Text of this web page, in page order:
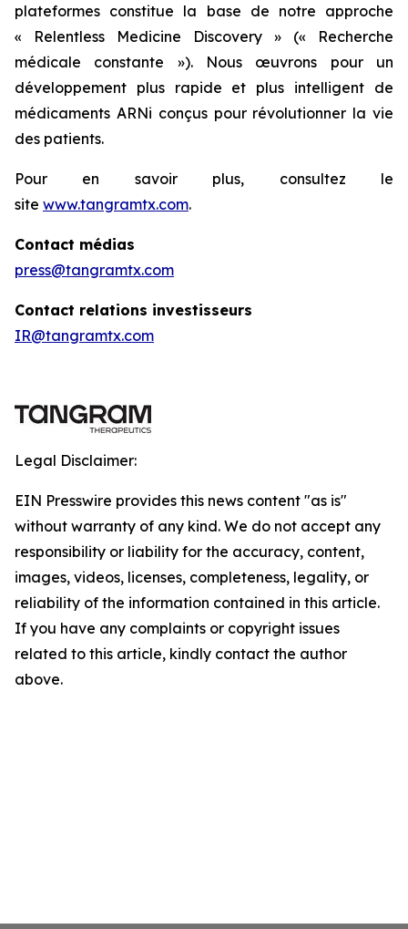
plateformes constitue la base de notre approche
« Relentless Medicine Discovery » (« Recherche
médicale constante »). Nous œuvrons pour un
développement plus rapide et plus intelligent de
médicaments ARNi conçus pour révolutionner la vie
des patients.
Pour en savoir plus, consultez le
site www.tangramtx.com.
Contact médias
press@tangramtx.com
Contact relations investisseurs
IR@tangramtx.com
Legal Disclaimer:
EIN Presswire provides this news content "as is"
without warranty of any kind. We do not accept any
responsibility or liability for the accuracy, content,
images, videos, licenses, completeness, legality, or
reliability of the information contained in this article.
If you have any complaints or copyright issues
related to this article, kindly contact the author
above.